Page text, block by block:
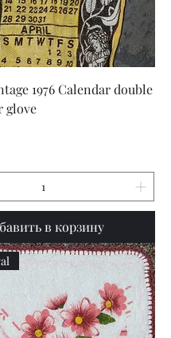
1976 Calendar double
glove
в корзину